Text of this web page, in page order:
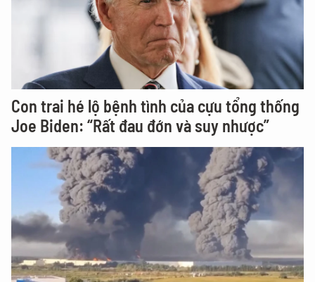
Con trai hé lộ bệnh tình của cựu tổng thống
Joe Biden: “Rất đau đớn và suy nhược”